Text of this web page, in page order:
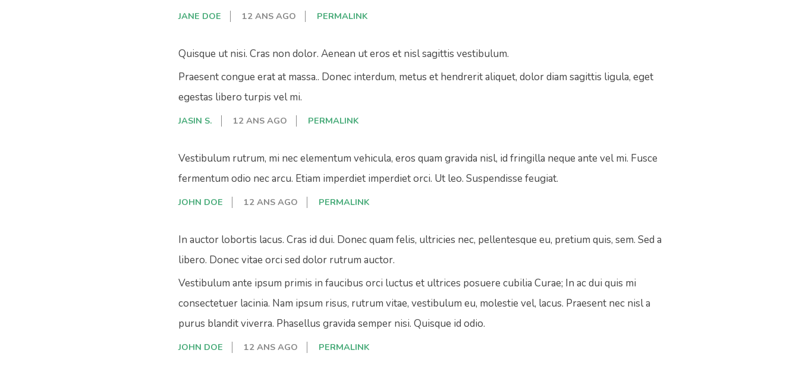
JANE DOE 12 ANS AGO PERMALINK
Quisque ut nisi. Cras non dolor. Aenean ut eros et nisl sagittis vestibulum.
Praesent congue erat at massa.. Donec interdum, metus et hendrerit aliquet, dolor diam sagittis ligula, eget
egestas libero turpis vel mi.
JASIN S. 12 ANS AGO PERMALINK
Vestibulum rutrum, mi nec elementum vehicula, eros quam gravida nisl, id fringilla neque ante vel mi. Fusce
fermentum odio nec arcu. Etiam imperdiet imperdiet orci. Ut leo. Suspendisse feugiat.
JOHN DOE 12 ANS AGO PERMALINK
In auctor lobortis lacus. Cras id dui. Donec quam felis, ultricies nec, pellentesque eu, pretium quis, sem. Sed a
libero. Donec vitae orci sed dolor rutrum auctor.
Vestibulum ante ipsum primis in faucibus orci luctus et ultrices posuere cubilia Curae; In ac dui quis mi
consectetuer lacinia. Nam ipsum risus, rutrum vitae, vestibulum eu, molestie vel, lacus. Praesent nec nisl a
purus blandit viverra. Phasellus gravida semper nisi. Quisque id odio.
JOHN DOE 12 ANS AGO PERMALINK